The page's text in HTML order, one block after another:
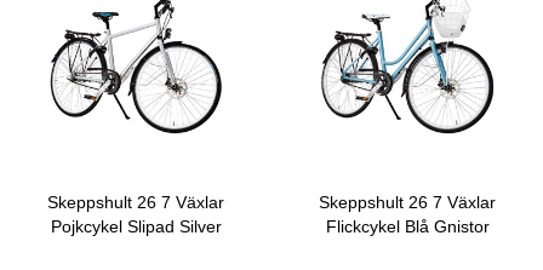
Skeppshult 26 7 Växlar
Pojkcykel Slipad Silver
Skeppshult 26 7 Växlar
Flickcykel Blå Gnistor